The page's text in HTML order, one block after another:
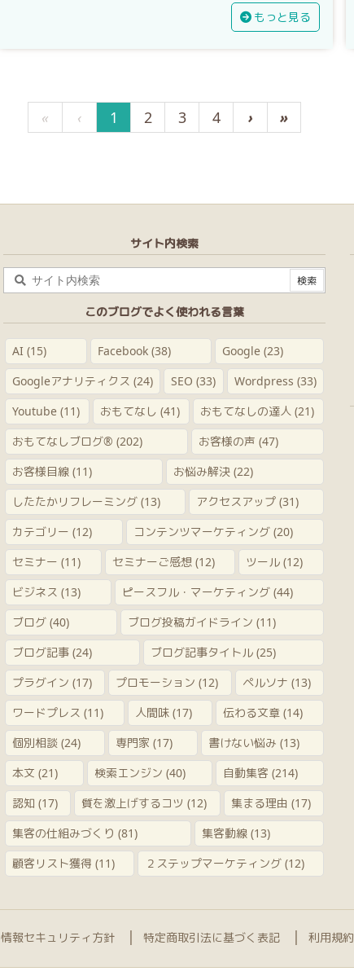
もっと見る
« ‹ 1 2 3 4 › »
サイト内検索
このブログでよく使われる言葉
AI (15) Facebook(38) Google (23)
Googleアナリティクス (24) SEO (33) Wordpress (33)
Youtube(11) おもてなし (41) おもてなしの達人 (21)
おもてなしブログ® (202) お客様の声 (47)
お客様目線(11) お悩み解決(22)
したたかリフレーミング(13) アクセスアップ(31)
カテゴリー (12) コンテンツマーケティング(20)
セミナー (11) セミナーご感想(12) ツール (12)
ビジネス (13) ピースフル・マーケティング(44)
ブログ(40) ブログ投稿ガイドライン (11)
ブログ記事(24) ブログ記事タイトル(25)
プラグイン (17) プロモーション (12) ペルソナ (13)
ワードプレス (11) 人間味(17) 伝わる文章 (14)
個別相談(24) 専門家 (17) 書けない悩み (13)
本文 (21) 検索エンジン (40) 自動集客 (214)
認知 (17) 質を激上げするコツ (12) 集まる理由 (17)
集客の仕組みづくり (81) 集客動線(13)
顧客リスト獲得 (11) ２ステップマーケティング(12)
情報セキュリティ方針 特定商取引法に基づく表記 利用規約